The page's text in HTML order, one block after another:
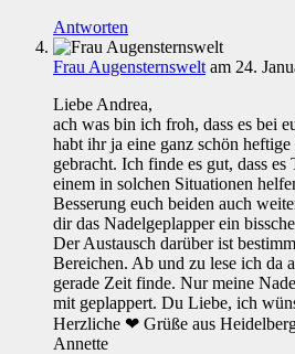
Antworten
Frau Augensternswelt am 24.
Liebe Andrea,
ach was bin ich froh, dass es bei
habt ihr ja eine ganz schön
gebracht. Ich finde es gut, dass
einem in solchen Situationen
Besserung euch beiden auch
dir das Nadelgeplapper ein
Der Austausch darüber ist
Bereichen. Ab und zu lese ich da
gerade Zeit finde. Nur meine
mit geplappert. Du Liebe, ich
Herzliche ❤ Grüße aus
Annette